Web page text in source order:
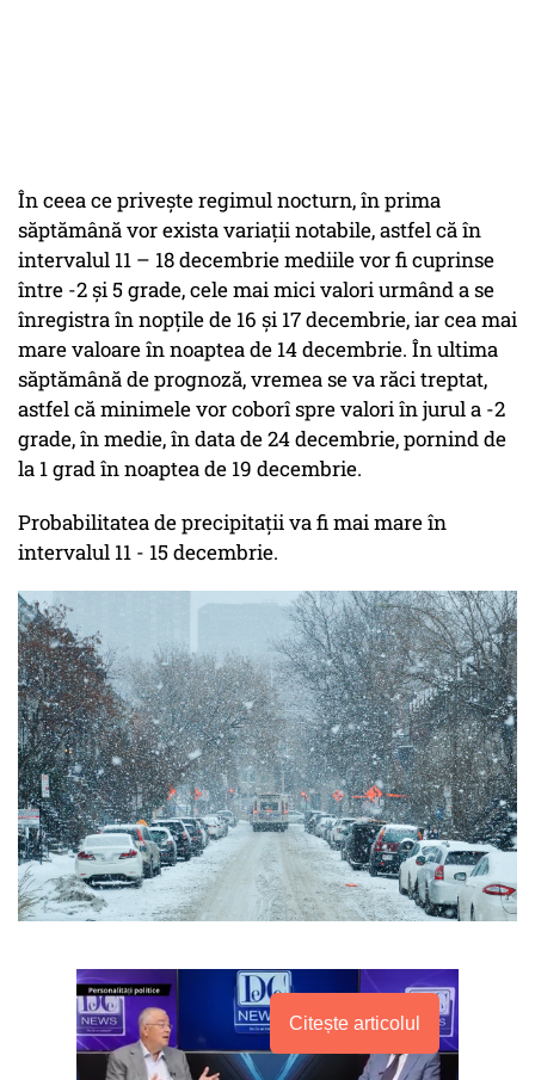
În ceea ce privește regimul nocturn, în prima
săptămână vor exista variații notabile, astfel că în
intervalul 11 – 18 decembrie mediile vor fi cuprinse
între -2 și 5 grade, cele mai mici valori urmând a se
înregistra în nopțile de 16 și 17 decembrie, iar cea mai
mare valoare în noaptea de 14 decembrie. În ultima
săptămână de prognoză, vremea se va răci treptat,
astfel că minimele vor coborî spre valori în jurul a -2
grade, în medie, în data de 24 decembrie, pornind de
la 1 grad în noaptea de 19 decembrie.
Probabilitatea de precipitații va fi mai mare în
intervalul 11 - 15 decembrie.
Citește articolul